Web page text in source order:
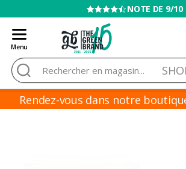
VENTE INTERDITE AUX
Menu
Blog
de
Grow
Barato
Rechercher :
Rendez-vous dans notre